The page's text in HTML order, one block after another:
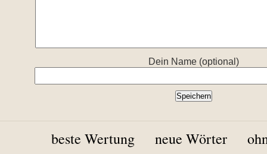
Dein Name (optional)
beste Wertung neue Wörter